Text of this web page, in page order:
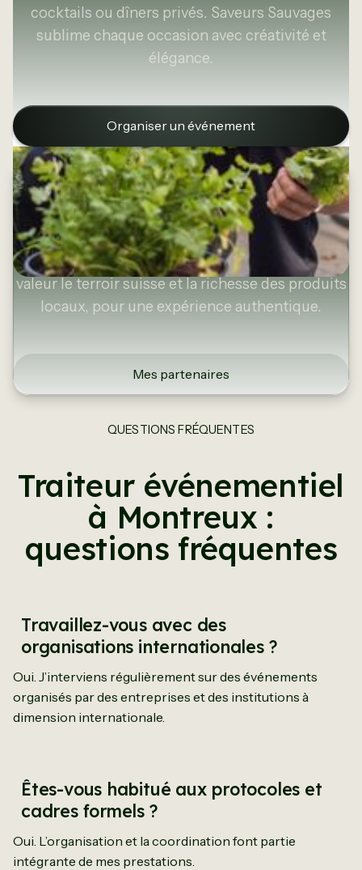
cocktails ou dîners privés. Saveurs Sauvages
sublime chaque occasion avec créativité et
élégance.
Organiser un événement
Cuisine inspirée par la nature
Des créations gastronomiques qui mettent en
valeur le terroir suisse et la richesse des produits
locaux, pour une expérience authentique.
Mes partenaires
QUESTIONS FRÉQUENTES
Traiteur événementiel
à Montreux :
questions fréquentes
Travaillez-vous avec des
organisations internationales ?
Oui. J’interviens régulièrement sur des événements
organisés par des entreprises et des institutions à
dimension internationale.
Êtes-vous habitué aux protocoles et
cadres formels ?
Oui. L’organisation et la coordination font partie
intégrante de mes prestations.